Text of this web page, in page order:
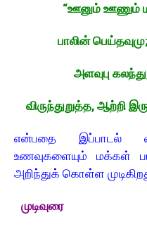
“ஊனும் ஊணும்
பாலின்
அளவுபு
விருந்துறுத்த, ஆற்றி
என்பதை இப்பாடல்
உணவுகளையும் மக்கள்
அறிந்துக் கொள்ள
முடிவுரை